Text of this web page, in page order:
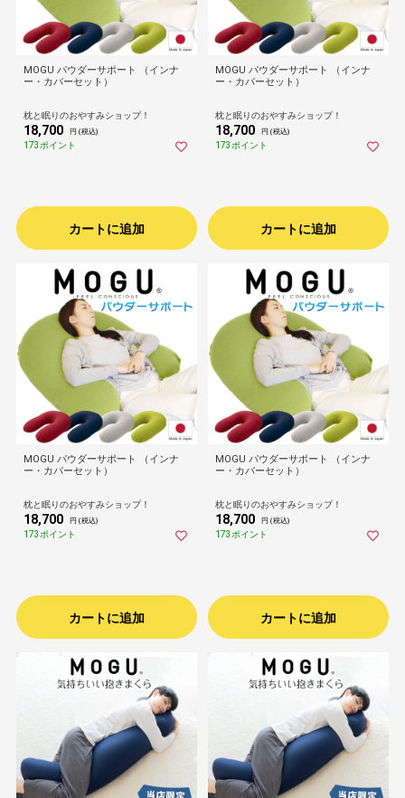
MOGU パウダーサポート （インナ
ー・カバーセット）
枕と眠りのおやすみショップ！
18,700 円 (税込)
173ポイント
カートに追加
MOGU パウダーサポート （インナ
ー・カバーセット）
枕と眠りのおやすみショップ！
18,700 円 (税込)
173ポイント
カートに追加
MOGU パウダーサポート （インナ
ー・カバーセット）
枕と眠りのおやすみショップ！
18,700 円 (税込)
173ポイント
カートに追加
MOGU パウダーサポート （インナ
ー・カバーセット）
枕と眠りのおやすみショップ！
18,700 円 (税込)
173ポイント
カートに追加